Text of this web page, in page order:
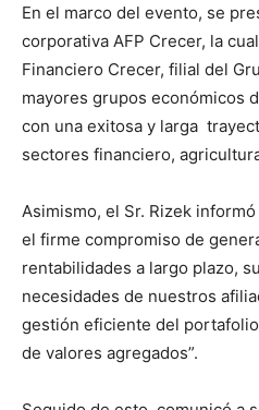
En el marco del evento, se
corporativa AFP Crecer, la
Financiero Crecer, filial del
mayores grupos económicos
con una exitosa y larga
sectores financiero,
Asimismo, el Sr. Rizek
el firme compromiso de
rentabilidades a largo plazo,
necesidades de nuestros
gestión eficiente del
de valores agregados”.